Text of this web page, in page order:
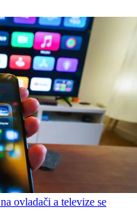
ovladači a televize se